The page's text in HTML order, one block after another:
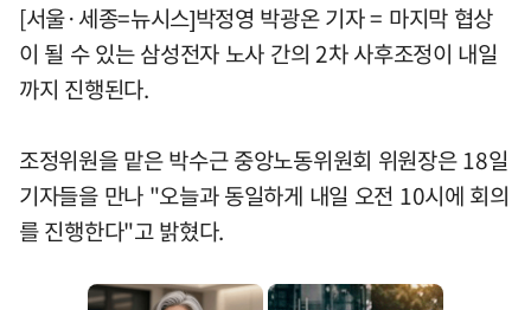
[서울·세종=뉴시스]박정영 박광온 기자 = 마지막 협상
이 될 수 있는 삼성전자 노사 간의 2차 사후조정이 내일
까지 진행된다.
조정위원을 맡은 박수근 중앙노동위원회 위원장은 18일
기자들을 만나 "오늘과 동일하게 내일 오전 10시에 회의
를 진행한다"고 밝혔다.